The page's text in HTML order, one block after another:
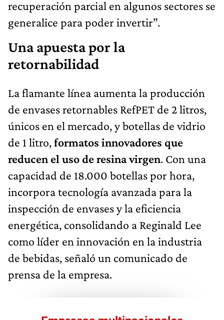
recuperación parcial en algunos sectores se
generalice para poder invertir”.
Una apuesta por la
retornabilidad
La flamante línea aumenta la producción
de envases retornables RefPET de 2 litros,
únicos en el mercado, y botellas de vidrio
de 1 litro,formatos innovadores que
reducen el uso de resina virgen. Con una
capacidad de 18.000 botellas por hora,
incorpora tecnología avanzada para la
inspección de envases y la eficiencia
energética, consolidando a Reginald Lee
como líder en innovación en la industria
de bebidas, señaló un comunicado de
prensa de la empresa.